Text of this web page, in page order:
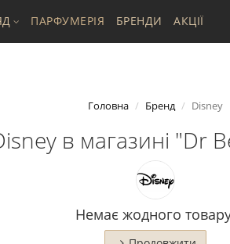
ПАРФУМЕРІЯ БРЕНДИ АКЦІЇ
Головна Бренд Disney
в магазині "Dr
Немає жодного